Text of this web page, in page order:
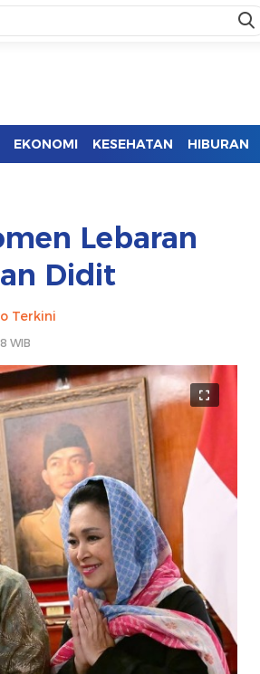
EKONOMI KESEHATAN HIBURAN
Lebaran
Didit
Terkini
WIB